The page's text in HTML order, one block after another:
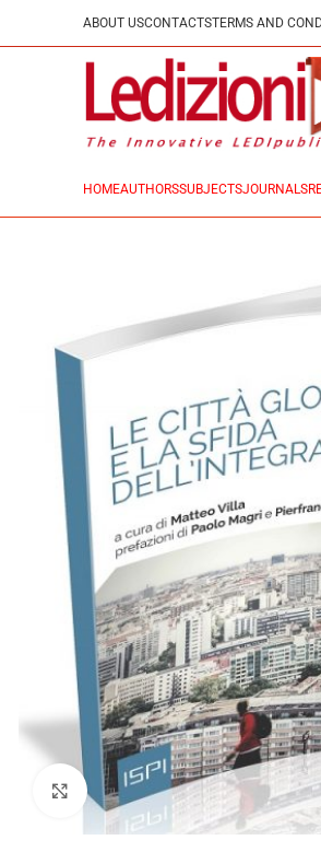
ABOUT USCONTACTSTERMS AND
HOMEAUTHORSSUBJECTSJOURNALS
Click to enlarge